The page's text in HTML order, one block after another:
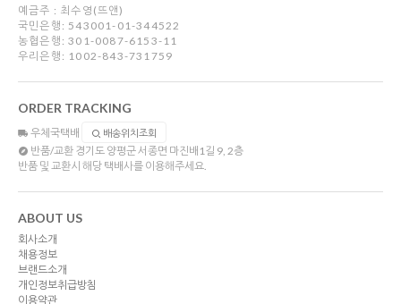
예금주 : 최수영(뜨앤)
국민은행: 543001-01-344522
농협은행: 301-0087-6153-11
우리은행: 1002-843-731759
ORDER TRACKING
우체국택배 배송위치조회
반품/교환 경기도 양평군 서종면 마진배1길 9, 2층
반품 및 교환시 해당 택배사를 이용해주세요.
ABOUT US
회사소개
채용정보
브랜드소개
개인정보취급방침
이용약관